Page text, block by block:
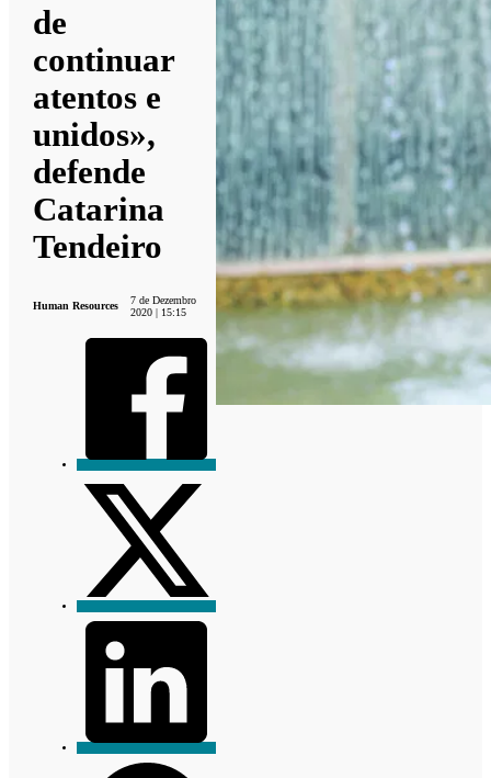
de
continuar
atentos e
unidos»,
defende
Catarina
Tendeiro
Human Resources
7 de Dezembro
2020 | 15:15